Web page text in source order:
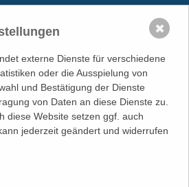
Technik & IT
Marketing & Werbung
Tourismus und Reisen
externe Dienste für verschiedene
oder die Ausspielung von
und Bestätigung der Dienste
von Daten an diese Dienste zu.
diese Website setzen ggf. auch
jederzeit geändert und widerrufen
✖